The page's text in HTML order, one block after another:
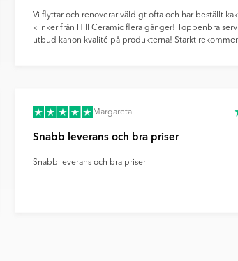
Vi flyttar och renoverar väldigt ofta och har beställt
klinker från Hill Ceramic flera gånger! Toppenbra
utbud kanon kvalité på produkterna! Starkt
Margareta
Snabb leverans och bra priser
Snabb leverans och bra priser